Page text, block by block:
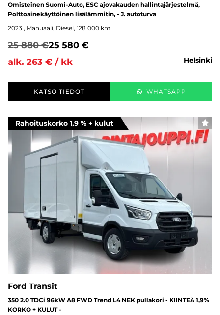
Omisteinen Suomi-Auto, ESC ajovakauden hallintajärjestelmä,
Polttoainekäyttöinen lisälämmitin, - J. autoturva
2023 , Manuaali, Diesel, 128 000 km
25 880 €25 580 €
alk. 263 € / kk
helsinki
KATSO TIEDOT WHATSAPP
Rahoituskorko 1,9 % + kulut
Ford Transit
350 2.0 TDCi 96kW A8 FWD Trend L4 NEK pullakori - KIINTEÄ 1,9%
KORKO + KULUT -